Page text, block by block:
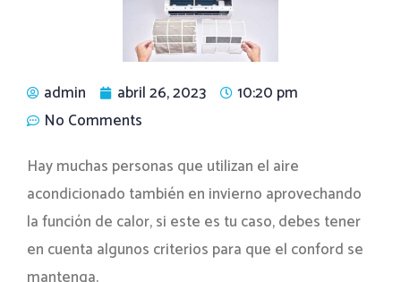
admin abril 26, 2023
10:20 pm
No Comments
Hay muchas personas que utilizan el aire
acondicionado también en invierno aprovechando
la función de calor, si este es tu caso, debes tener
en cuenta algunos criterios para que el conford se